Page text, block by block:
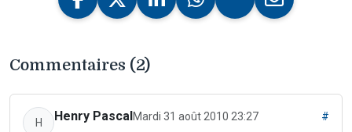
Commentaires (2)
H Henry Pascal Mardi 31 août 2010 23:27 #